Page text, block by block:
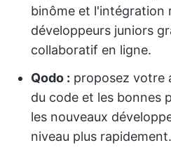
binôme et l'intégration
développeurs juniors
collaboratif en ligne.
Qodo : proposez votre
du code et les bonnes
les nouveaux
niveau plus rapidement.